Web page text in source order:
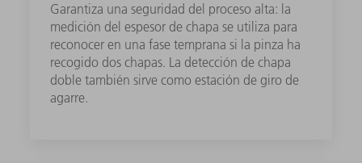
Garantiza una seguridad del proceso alta: la
medición del espesor de chapa se utiliza para
reconocer en una fase temprana si la pinza ha
recogido dos chapas. La detección de chapa
doble también sirve como estación de giro de
agarre.